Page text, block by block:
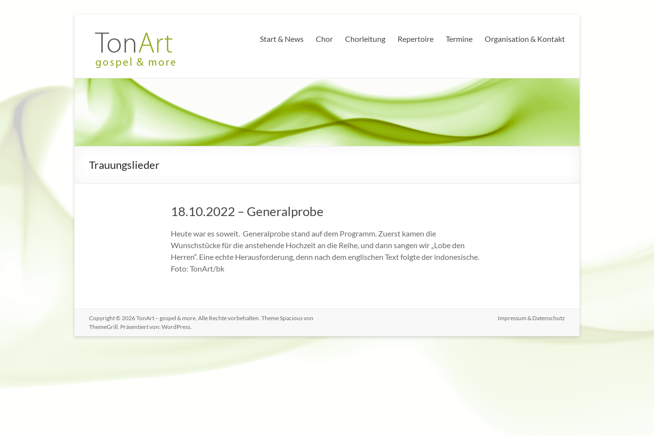
TonArt
gospel
&
more
Mein Chor
Hannover-
Linden
Start & News Chor Chorleitung Repertoire Termine Organisation & Kontakt
Trauungslieder
18.10.2022 – Generalprobe
Heute war es soweit. Generalprobe stand auf dem Programm. Zuerst kamen die
Wunschstücke für die anstehende Hochzeit an die Reihe, und dann sangen wir „Lobe den
Herren“. Eine echte Herausforderung, denn nach dem englischen Text folgte der indonesische.
Foto: TonArt/bk
Copyright © 2026TonArt – gospel & more. Alle Rechte vorbehalten. ThemeSpaciousvon
ThemeGrill. Präsentiert von: WordPress.
Impressum & Datenschutz